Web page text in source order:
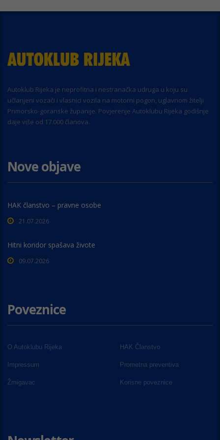
Autoklub Rijeka je neprofitna i nestranačka udruga u koju su
učlanjeni vozači i vlasnici vozila na motorni pogon, uglavnom žitelji
Primorsko-goranske županije. Povjerenje Autoklubu Rijeka godišnje
daje više od 17.000 članova.
Nove objave
HAK članstvo – pravne osobe
21.07.2026
Hitni koridor spašava živote
09.07.2026
Poveznice
O Autoklubu Rijeka HAK Članstvo
Impressum Prometna preventiva
Žmigavac Korisne poveznice